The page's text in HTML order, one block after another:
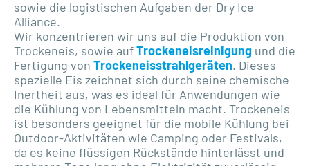
sowie die logistischen Aufgaben der Dry Ice
Alliance.
Wir konzentrieren wir uns auf die Produktion von
Trockeneis, sowie aufTrockeneisreinigung und die
Fertigung von Trockeneisstrahlgeräten. Dieses
spezielle Eis zeichnet sich durch seine chemische
Inertheit aus, was es ideal für Anwendungen wie
die Kühlung von Lebensmitteln macht. Trockeneis
ist besonders geeignet für die mobile Kühlung bei
Outdoor-Aktivitäten wie Camping oder Festivals,
da es keine flüssigen Rückstände hinterlässt und